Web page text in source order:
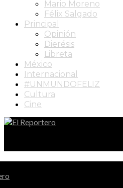
Mario Moreno
Félix Salgado
Principal
Opinión
Dierésis
Libreta
México
Internacional
#UNMUNDOFELIZ
Cultura
Cine